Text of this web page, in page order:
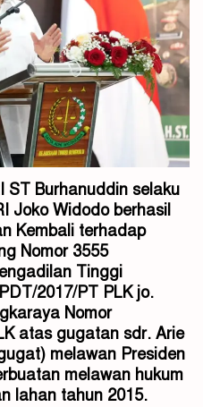
Burhanuddin selaku
Joko Widodo berhasil
Kembali terhadap
Nomor 3555
Tinggi
2017/PT PLK jo.
Nomor
atas gugatan sdr. Arie
melawan Presiden
melawan hukum
lahan tahun 2015.